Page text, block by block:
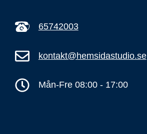
65742003
kontakt@hemsidastudio.se
Mån-Fre 08:00 - 17:00